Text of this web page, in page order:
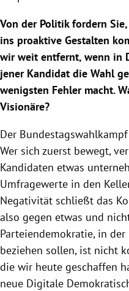
Von der Politik fordern
ins proaktive Gestalten
wir weit entfernt, wenn in
jener Kandidat die Wahl
wenigsten Fehler macht.
Visionäre?
Der
Wer sich zuerst bewegt,
Kandidaten etwas
Umfragewerte in den
Negativität schließt das
also gegen etwas und
Parteiendemokratie, in
beziehen sollen, ist nicht
die wir heute geschaffen
neue Digitale